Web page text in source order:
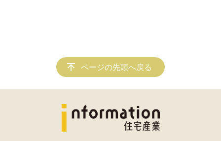
ページの先頭へ戻る